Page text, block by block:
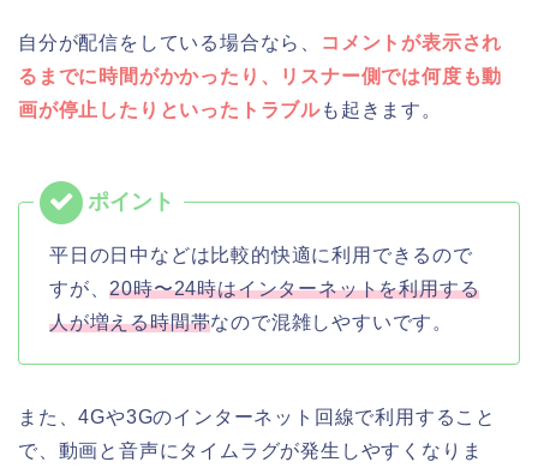
自分が配信をしている場合なら、
コメントが表示され
るまでに時間がかかったり、リスナー側では何度も動
画が停止したりといったトラブルも起きます。
平日の日中などは比較的快適に利用できるので
すが、20時〜24時はインターネットを利用する
人が増える時間帯なので混雑しやすいです。
また、4Gや3Gのインターネット回線で利用すること
で、動画と音声にタイムラグが発生しやすくなりま